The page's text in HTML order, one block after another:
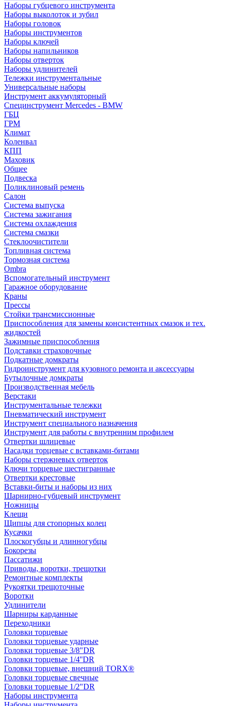
Наборы губцевого инструмента
Наборы выколоток и зубил
Наборы головок
Наборы инструментов
Наборы ключей
Наборы напильников
Наборы отверток
Наборы удлинителей
Тележки инструментальные
Универсальные наборы
Инструмент аккумуляторный
Специнструмент Mercedes - BMW
ГБЦ
ГРМ
Климат
Коленвал
КПП
Маховик
Общее
Подвеска
Поликлиновый ремень
Салон
Система выпуска
Система зажигания
Система охлаждения
Система смазки
Стеклоочистители
Топливная система
Тормозная система
Ombra
Вспомогательный инструмент
Гаражное оборудование
Краны
Прессы
Стойки трансмиссионные
Приспособления для замены консистентных смазок и тех.
жидкостей
Зажимные приспособления
Подставки страховочные
Подкатные домкраты
Гидроинструмент для кузовного ремонта и аксессуары
Бутылочные домкраты
Производственная мебель
Верстаки
Инструментальные тележки
Пневматический инструмент
Инструмент специального назначения
Инструмент для работы с внутренним профилем
Отвертки шлицевые
Насадки торцевые с вставками-битами
Наборы стержневых отверток
Ключи торцевые шестигранные
Отвертки крестовые
Вставки-биты и наборы из них
Шарнирно-губцевый инструмент
Ножницы
Клещи
Щипцы для стопорных колец
Кусачки
Плоскогубцы и длинногубцы
Бокорезы
Пассатижи
Приводы, воротки, трещотки
Ремонтные комплекты
Рукоятки трещоточные
Воротки
Удлинители
Шарниры карданные
Переходники
Головки торцевые
Головки торцевые ударные
Головки торцевые 3/8"DR
Головки торцевые 1/4''DR
Головки торцевые, внешний TORX®
Головки торцевые свечные
Головки торцевые 1/2"DR
Наборы инструмента